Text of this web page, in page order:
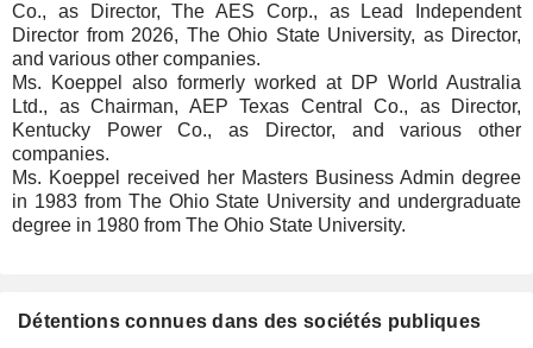
Co., as Director, The AES Corp., as Lead Independent
Director from 2026, The Ohio State University, as Director,
and various other companies.
Ms. Koeppel also formerly worked at DP World Australia
Ltd., as Chairman, AEP Texas Central Co., as Director,
Kentucky Power Co., as Director, and various other
companies.
Ms. Koeppel received her Masters Business Admin degree
in 1983 from The Ohio State University and undergraduate
degree in 1980 from The Ohio State University.
Détentions connues dans des sociétés publiques